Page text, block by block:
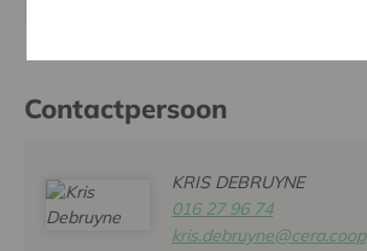
Contactpersoon
KRIS DEBRUYNE
016 27 96 74
kris.debruyne@cera.coop